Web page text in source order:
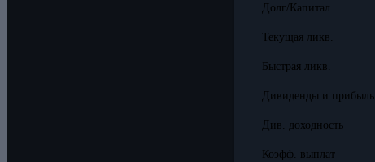
Долг/Капитал
Текущая ликв.
Быстрая ликв.
Дивиденды и прибыль
Див. доходность
Коэфф. выплат